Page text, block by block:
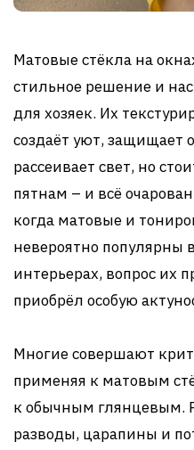
Матовые стёкла на
стильное решение и
для хозяек. Их
создаёт уют, защищает
рассеивает свет, но
пятнам – и всё
когда матовые и
невероятно популярны
интерьерах, вопрос их
приобрёл особую
Многие совершают
применяя к матовым
к обычным глянцевым.
разводы, царапины и